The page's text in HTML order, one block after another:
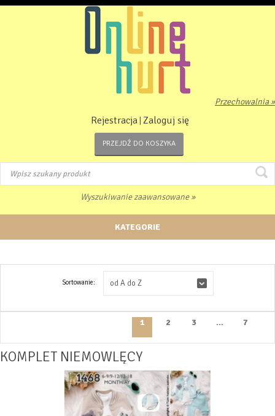
Przechowalnia »
Rejestracja Zaloguj się
PRZEJDŹ DO KOSZYKA
Wyszukiwanie zaawansowane »
KATEGORIE
Sortowanie: od A do Z
1 2 3 ... 7
KOMPLET NIEMOWLĘCY